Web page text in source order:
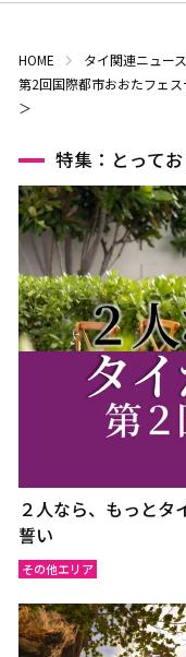
HOME
タイ関連ニュース
第2回国際都市おおたフェ
＞
特集：とって
２人なら、もっとタ
誓い
その他エリア